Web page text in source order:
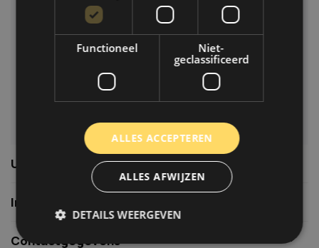
Klantenservice
Veelgestelde vragen
06-39119169
info@autoklusser.nl
Usefull links
Informatie
Contactgegevens
Functioneel
Niet-
geclassificeerd
ALLES ACCEPTEREN
ALLES AFWIJZEN
DETAILS WEERGEVEN